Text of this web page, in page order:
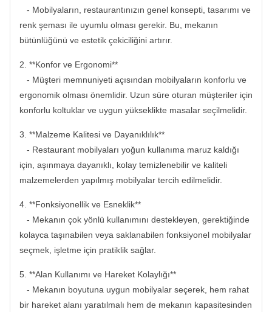
- Mobilyaların, restaurantınızın genel konsepti, tasarımı ve
renk şeması ile uyumlu olması gerekir. Bu, mekanın
bütünlüğünü ve estetik çekiciliğini artırır.
2. **Konfor ve Ergonomi**
- Müşteri memnuniyeti açısından mobilyaların konforlu ve
ergonomik olması önemlidir. Uzun süre oturan müşteriler için
konforlu koltuklar ve uygun yükseklikte masalar seçilmelidir.
3. **Malzeme Kalitesi ve Dayanıklılık**
- Restaurant mobilyaları yoğun kullanıma maruz kaldığı
için, aşınmaya dayanıklı, kolay temizlenebilir ve kaliteli
malzemelerden yapılmış mobilyalar tercih edilmelidir.
4. **Fonksiyonellik ve Esneklik**
- Mekanın çok yönlü kullanımını destekleyen, gerektiğinde
kolayca taşınabilen veya saklanabilen fonksiyonel mobilyalar
seçmek, işletme için pratiklik sağlar.
5. **Alan Kullanımı ve Hareket Kolaylığı**
- Mekanın boyutuna uygun mobilyalar seçerek, hem rahat
bir hareket alanı yaratılmalı hem de mekanın kapasitesinden